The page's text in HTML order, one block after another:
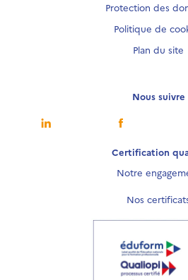
Protection des
Politique de
Plan du site
Nous suivre
Certification
Notre
Nos